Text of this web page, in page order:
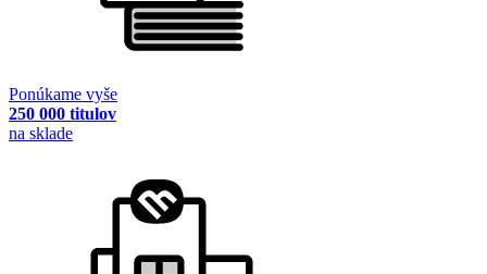
Ponúkame vyše
250 000 titulov
na sklade